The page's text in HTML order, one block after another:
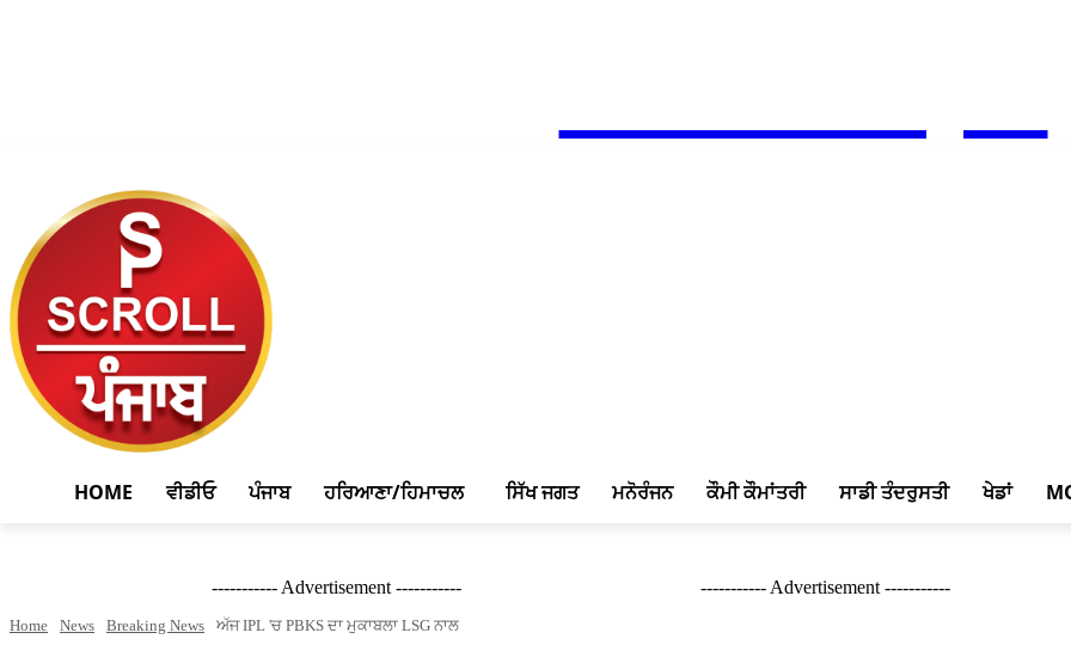
HOME ਵੀਡੀਓ ਪੰਜਾਬ ਹਰਿਆਣਾ/ਹਿਮਾਚਲ ਸਿੱਖ ਜਗਤ ਮਨੋਰੰਜਨ ਕੌਮੀ ਕੌਮਾਂਤਰੀ ਸਾਡੀ ਤੰਦਰੁਸਤੀ ਖੇਡਾਂ
----------- Advertisement -----------
Home News Breaking News ਅੱਜ IPL 'ਚ PBKS ਦਾ ਮੁਕਾਬਲਾ LSG ਨਾਲ
----------- Advertisement -----------